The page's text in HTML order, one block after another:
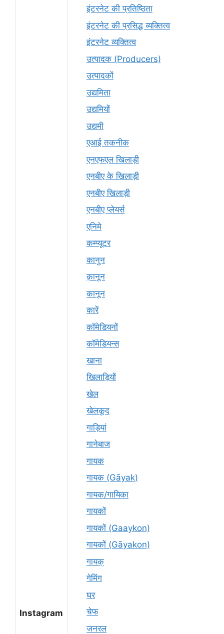
Instagram
इंटरनेट की प्रतिष्ठिता
इंटरनेट की प्रसिद्ध व्यक्तित्व
इंटरनेट व्यक्तित्व
उत्पादक (Producers)
उत्पादकों
उद्यमिता
उद्यमियों
उद्यमी
एआई तकनीक
एनएफएल खिलाड़ी
एनबीए के खिलाड़ी
एनबीए खिलाड़ी
एनबीए प्लेयर्स
एनिमे
कम्प्यूटर
कानुन
क़ानून
कानून
कारें
कॉमेडियनों
कॉमेडियन्स
खाना
खिलाड़ियों
खेल
खेलकूद
गाड़ियां
गानेबाज
गायक
गायक (Gāyak)
गायक/गायिका
गायकों
गायकों (Gaaykon)
गायकों (Gāyakon)
गायक्
गेमिंग
घर
चेफ
जनरल